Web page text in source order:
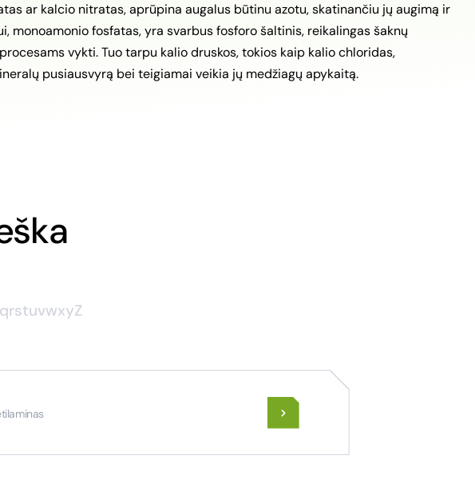
ar kalcio nitratas, aprūpina augalus būtinu azotu, skatinančiu jų augimą ir
monoamonio fosfatas, yra svarbus fosforo šaltinis, reikalingas šaknų
vykti. Tuo tarpu kalio druskos, tokios kaip kalio chloridas,
pusiausvyrą bei teigiamai veikia jų medžiagų apykaitą.
qrstuvwxyZ